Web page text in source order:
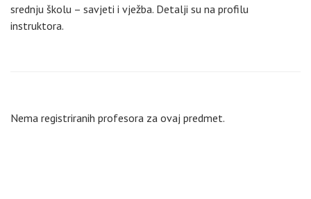
srednju školu – savjeti i vježba. Detalji su na profilu
instruktora.
Nema registriranih profesora za ovaj predmet.